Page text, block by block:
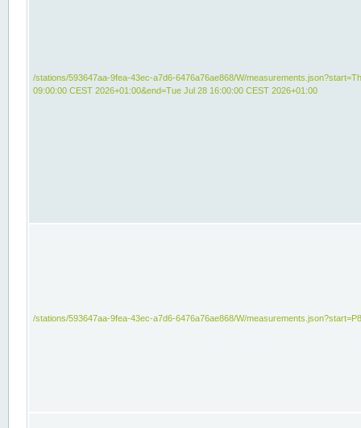
/stations/593647aa-9fea-43ec-a7d6-6476a76ae868/W/
09:00:00 CEST 2026+01:00&end=Tue Jul 28 16:00:00 CEST 2026+01:00
/stations/593647aa-9fea-43ec-a7d6-6476a76ae868/W/